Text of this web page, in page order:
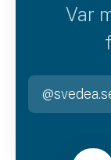
Var